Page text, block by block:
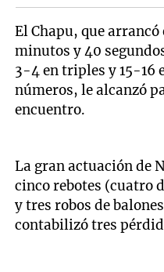
El Chapu, que arrancó
minutos y 40
3-4 en triples y 15-16
números, le alcanzó
encuentro.
La gran actuación de
cinco rebotes (cuatro
y tres robos de
contabilizó tres